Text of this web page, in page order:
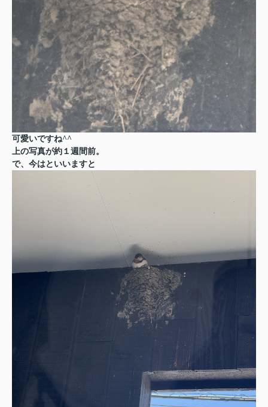
可愛いですね^^
上の写真が約１週間前。
で、今はといいますと